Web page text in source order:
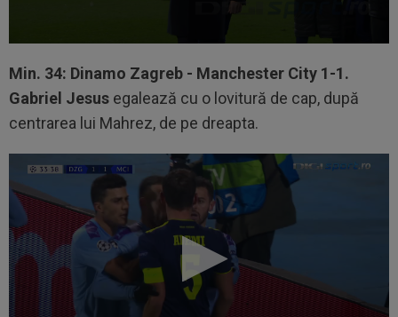
Min. 34: Dinamo Zagreb - Manchester City 1-1.
Gabriel Jesus egalează cu o lovitură de cap, după
centrarea lui Mahrez, de pe dreapta.